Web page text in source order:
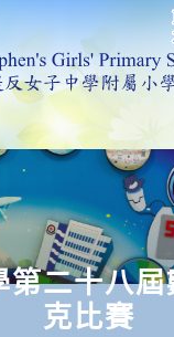
第二十八
克比賽